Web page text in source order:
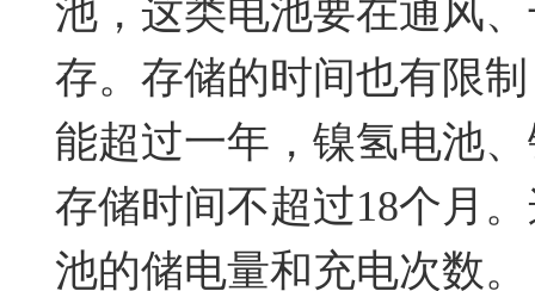
池，这类电池要在通风
存。存储的时间也有限
能超过一年，镍氢电池
存储时间不超过18个月
池的储电量和充电次数。